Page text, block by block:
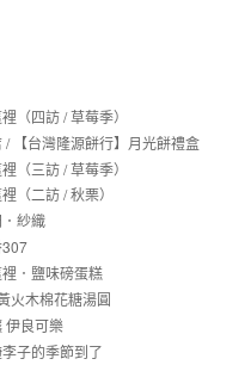
（四訪 / 草莓季）
/ 【台灣隆源餅行】月光餅禮盒
（三訪 / 草莓季）
（二訪 / 秋栗）
紗織
．鹽味磅蛋糕
火木棉花糖湯圓
伊良可樂
子的季節到了